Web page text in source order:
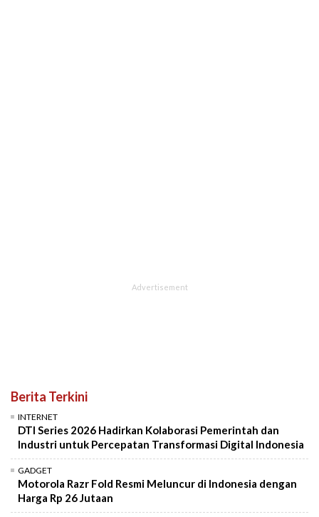
Berita Terkini
INTERNET
DTI Series 2026 Hadirkan Kolaborasi Pemerintah dan
Industri untuk Percepatan Transformasi Digital Indonesia
GADGET
Motorola Razr Fold Resmi Meluncur di Indonesia dengan
Harga Rp 26 Jutaan